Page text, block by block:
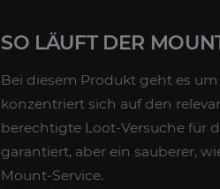
SO LÄUFT DER
Bei diesem Produkt geht es
konzentriert sich auf den
berechtigte Loot-Versuche für
garantiert, aber ein sauberer,
Mount-Service.